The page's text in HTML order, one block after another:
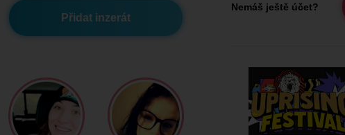
Přidat inzerát
Nemáš ještě účet?